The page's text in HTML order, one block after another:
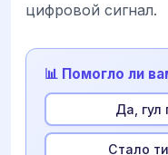
цифровой сигнал.
📊 Помогло ли
Да, гул
Стало